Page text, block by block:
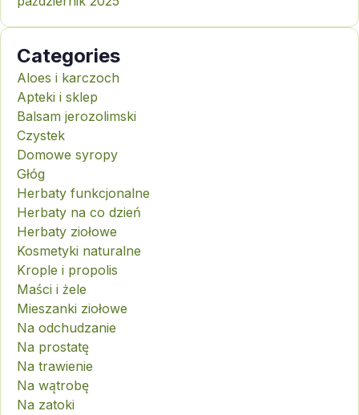
Categories
Aloes i karczoch
Apteki i sklep
Balsam jerozolimski
Czystek
Domowe syropy
Głóg
Herbaty funkcjonalne
Herbaty na co dzień
Herbaty ziołowe
Kosmetyki naturalne
Krople i propolis
Maści i żele
Mieszanki ziołowe
Na odchudzanie
Na prostatę
Na trawienie
Na wątrobę
Na zatoki